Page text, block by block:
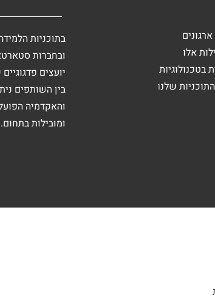
בתוכניות
ובחברות
יועצים
בין השותפים
והאקדמיה
ומובילות בתחום.
אלו
שלנו